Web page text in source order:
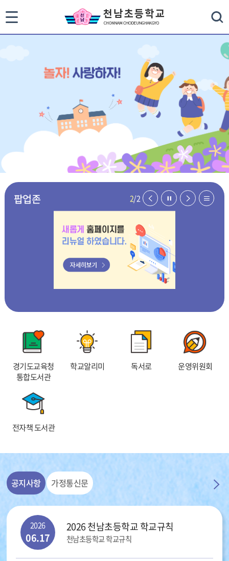
색
팝업존 2/2
이
전
페
이
지
일
시
지
다
리
경기도교육청
통합도서관
학교알리미 독서로 운영위원회
전자책 도서관
공지사항
2026 천남초등학교 학교규칙
천남초등학교 학교규칙
2026
06.17
가정통신문